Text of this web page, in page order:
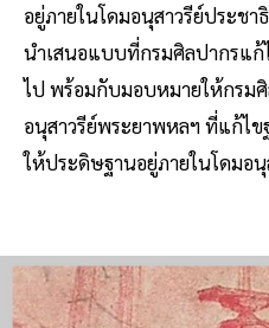
อยู่ภายในโดมอนุสาวรีย์ประช
นำเสนอแบบที่กรมศิลปากรแ
ไป พร้อมกับมอบหมายให้กรม
อนุสาวรีย์พระยาพหลฯ ที่แก้ไ
ให้ประดิษฐานอยู่ภายในโดมอ